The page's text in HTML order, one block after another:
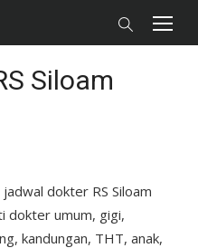
Siloam
dokter RS Siloam
dokter umum, gigi,
kandungan, THT, anak,